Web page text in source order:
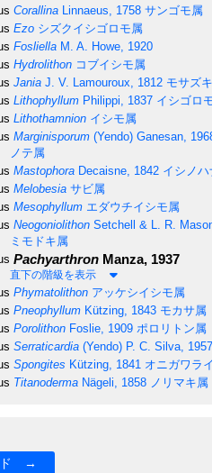
Corallina Linnaeus, 1758 サンゴモ属
Ezo シズクイシゴロモ属
Fosliella M. A. Howe, 1920
Hydrolithon コブイシモ属
Jania J. V. Lamouroux, 1812 モサズキ
Lithophyllum Philippi, 1837 イシゴロモ
Lithothamnion イシモ属
Marginisporum (Yendo) Ganesan, 1968
ノテ属
Mastophora Decaisne, 1842 イシノハ
Melobesia サビ属
Mesophyllum エダウチイシモ属
Neogoniolithon Setchell & L. R. Mason,
ミモドキ属
Pachyarthron Manza, 1937
直下の階級を表示
Phymatolithon アッケシイシモ属
Pneophyllum Kützing, 1843 モカサ属
Porolithon Foslie, 1909 ポロリトン属
Serraticardia (Yendo) P. C. Silva, 1957
Spongites Kützing, 1841 オニガワライ
Titanoderma Nägeli, 1858 ノリマキ属
ド →